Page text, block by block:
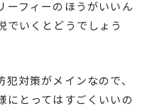
ーフィーのほうがいいん
でいくとどうでしょう
対策がメインなので、
にとってはすごくいいの